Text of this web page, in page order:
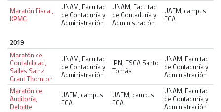
Maratón Fiscal,
KPMG
UNAM, Facultad
de Contaduría y
Administración
UNAM, Facultad
de Contaduría y
Administración
UAEM, campus
FCA
2019
Maratón de
Contabilidad,
Salles Sainz
Grant Thornton
UNAM, Facultad
de Contaduría y
Administración
IPN, ESCA Santo
Tomás
UNAM, Facultad
de Contaduría y
Administración
Maratón de
Auditoría,
Deloitte
UAEM, campus
FCA
UAEM, campus
FCA
UNAM, Facultad
de Contaduría y
Administración